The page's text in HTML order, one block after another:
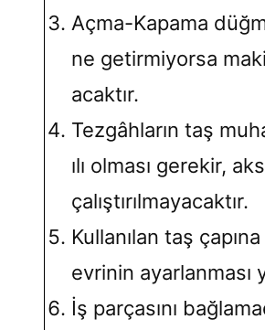
Açma-Kapama
ne getirmiyorsa
acaktır.
Tezgâhların taş
ılı olması gerekir,
çalıştırılmayacaktır.
Kullanılan taş
evrinin ayarlanması
İş parçasını